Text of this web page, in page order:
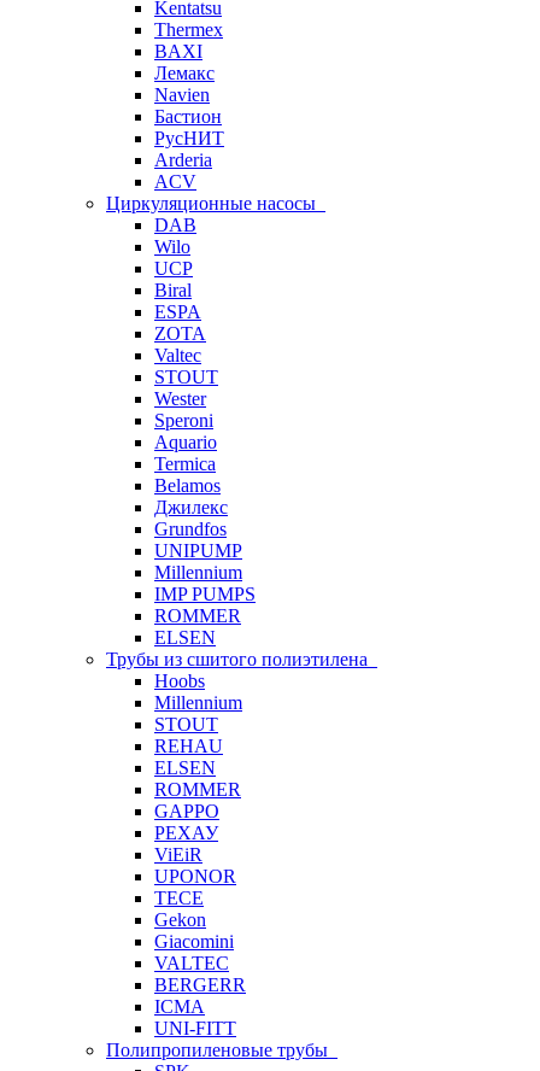
Kentatsu
Thermex
BAXI
Лемакс
Navien
Бастион
РусНИТ
Arderia
ACV
Циркуляционные насосы
DAB
Wilo
UCP
Biral
ESPA
ZOTA
Valtec
STOUT
Wester
Speroni
Aquario
Termica
Belamos
Джилекс
Grundfos
UNIPUMP
Millennium
IMP PUMPS
ROMMER
ELSEN
Трубы из сшитого полиэтилена
Hoobs
Millennium
STOUT
REHAU
ELSEN
ROMMER
GAPPO
РЕХАУ
ViEiR
UPONOR
TECE
Gekon
Giacomini
VALTEC
BERGERR
ICMA
UNI-FITT
Полипропиленовые трубы